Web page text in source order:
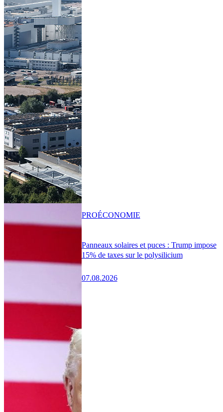
Panneaux solaires et puces : Trump impose
15% de taxes sur le polysilicium
07.08.2026
PROÉCONOMIE